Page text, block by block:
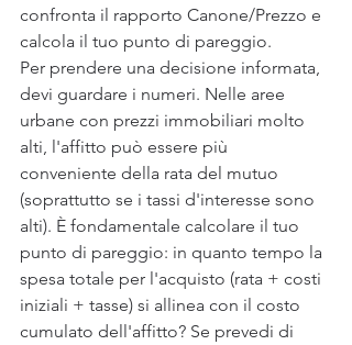
confronta il rapporto Canone/Prezzo e
calcola il tuo punto di pareggio.
Per prendere una decisione informata,
devi guardare i numeri. Nelle aree
urbane con prezzi immobiliari molto
alti, l'affitto può essere più
conveniente della rata del mutuo
(soprattutto se i tassi d'interesse sono
alti). È fondamentale calcolare il tuo
punto di pareggio: in quanto tempo la
spesa totale per l'acquisto (rata + costi
iniziali + tasse) si allinea con il costo
cumulato dell'affitto? Se prevedi di